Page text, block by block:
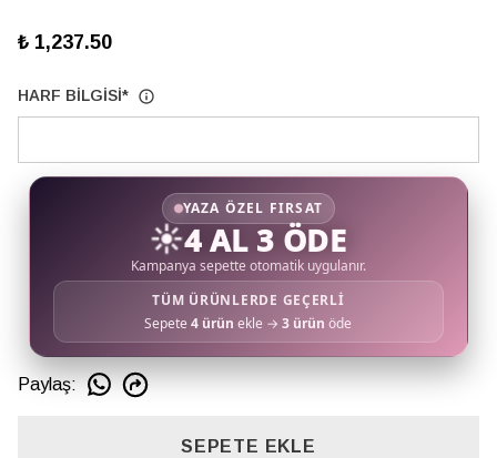
₺ 1,237.50
HARF BİLGİSİ*
YAZA ÖZEL FIRSAT
☀️4 AL 3 ÖDE
Kampanya sepette otomatik uygulanır.
TÜM ÜRÜNLERDE GEÇERLİ
Sepete4 ürün ekle →3 ürün öde
Paylaş:
SEPETE EKLE